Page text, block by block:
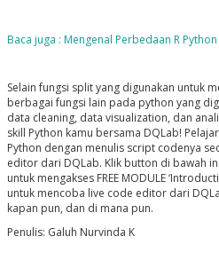
Baca juga : Mengenal Perbedaan R Python
Selain fungsi split yang digunakan untuk
berbagai fungsi lain pada python yang
data cleaning, data visualization, dan
skill Python kamu bersama DQLab!
Python dengan menulis script codenya
editor dari DQLab. Klik button di bawah
untuk mengakses FREE MODULE
untuk mencoba live code editor dari
kapan pun, dan di mana pun.
Penulis: Galuh Nurvinda K